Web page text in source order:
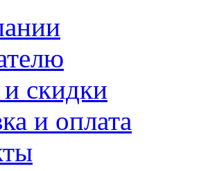
скидки
и оплата